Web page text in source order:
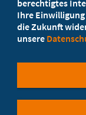
berechtigtes
Ihre
die Zukunft
unsere